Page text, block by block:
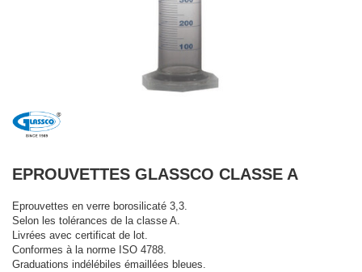
EPROUVETTES GLASSCO CLASSE A
Eprouvettes en verre borosilicaté 3,3.
Selon les tolérances de la classe A.
Livrées avec certificat de lot.
Conformes à la norme ISO 4788.
Graduations indélébiles émaillées bleues.